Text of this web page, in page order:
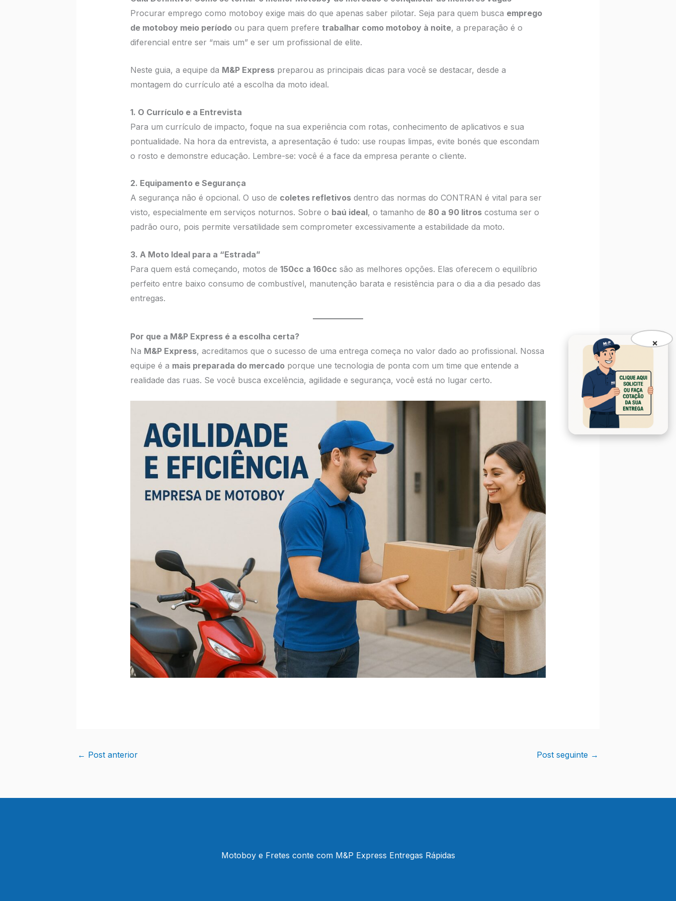
Procurar emprego como motoboy exige mais do que apenas saber pilotar. Seja para quem busca emprego
de motoboy meio períodoou para quem prefere trabalhar como motoboy à noite, a preparação é o
diferencial entre ser “mais um” e ser um profissional de elite.
Neste guia, a equipe da M&P Expresspreparou as principais dicas para você se destacar, desde a
montagem do currículo até a escolha da moto ideal.
1. O Currículo e a Entrevista
Para um currículo de impacto, foque na sua experiência com rotas, conhecimento de aplicativos e sua
pontualidade. Na hora da entrevista, a apresentação é tudo: use roupas limpas, evite bonés que escondam
o rosto e demonstre educação. Lembre-se: você é a face da empresa perante o cliente.
2. Equipamento e Segurança
A segurança não é opcional. O uso de coletes refletivosdentro das normas do CONTRAN é vital para ser
visto, especialmente em serviços noturnos. Sobre o baú ideal, o tamanho de 80 a 90 litroscostuma ser o
padrão ouro, pois permite versatilidade sem comprometer excessivamente a estabilidade da moto.
3. A Moto Ideal para a “Estrada”
Para quem está começando, motos de 150cc a 160cc são as melhores opções. Elas oferecem o equilíbrio
perfeito entre baixo consumo de combustível, manutenção barata e resistência para o dia a dia pesado das
entregas.
Por que a M&P Express é a escolha certa?
Na M&P Express, acreditamos que o sucesso de uma entrega começa no valor dado ao profissional. Nossa
equipe é a mais preparada do mercadoporque une tecnologia de ponta com um time que entende a
realidade das ruas. Se você busca excelência, agilidade e segurança, você está no lugar certo.
← Post anterior Post seguinte →
Motoboy e Fretes conte com M&P Express Entregas Rápidas
×